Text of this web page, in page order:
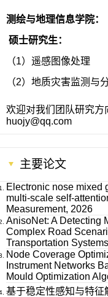
测绘与地理信息学院：
硕士研究生：
（1）遥感图像处理
（2）地质灾害监测与
欢迎对我们团队研究方
huojy@qq.com
主要论文
Electronic nose mixed
multi-scale self-
Measurement, 2026
AnisoNet: A Detecting
Complex Road
Transportation
Node Coverage
Instrument Networks
Mould Optimization
基于稳定性感知与特